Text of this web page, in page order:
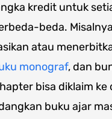
kredit untuk
beda. Misalnya
atau
monograf, dan
bisa diklaim ke
buku ajar